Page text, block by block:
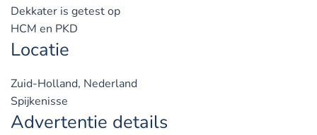
Dekkater is getest op
HCM en PKD
Locatie
Zuid-Holland, Nederland
Spijkenisse
Advertentie details